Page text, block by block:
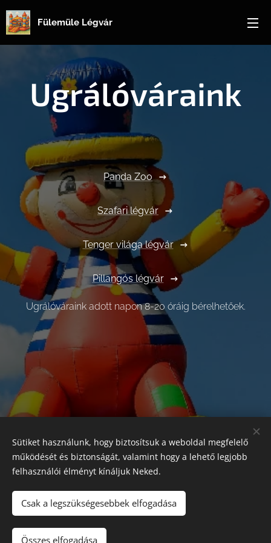
Fülemüle Légvár
Ugrálóváraink
Panda Zoo
Szafari légvár
Tenger világa légvár
Pillangós légvár
Ugrálóváraink adott napon 8-20 óráig bérelhetőek.
© 2025 Minden jog fenntartva
Sütiket használunk, hogy biztosítsuk a weboldal megfelelő
működését és biztonságát, valamint hogy a lehető legjobb
felhasználói élményt kínáljuk Neked.
Csak a legszükségesebbek elfogadása
Összes elfogadása